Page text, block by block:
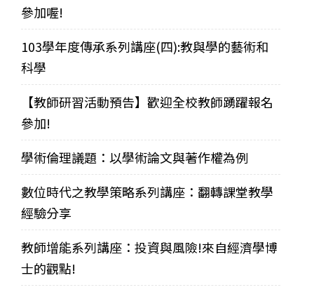
參加喔!
103學年度傳承系列講座(四):教與學的藝術和
科學
【教師研習活動預告】歡迎全校教師踴躍報名
參加!
學術倫理議題：以學術論文與著作權為例
數位時代之教學策略系列講座：翻轉課堂教學
經驗分享
教師增能系列講座：投資與風險!來自經濟學博
士的觀點!